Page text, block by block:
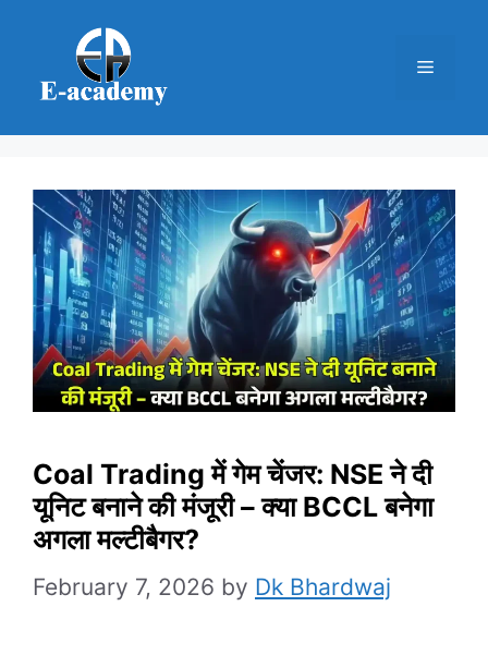
content
Menu
Coal Trading में गेम चेंजर: NSE ने दी
यूनिट बनाने की मंजूरी – क्या BCCL बनेगा
अगला मल्टीबैगर?
February 7, 2026 by Dk Bhardwaj